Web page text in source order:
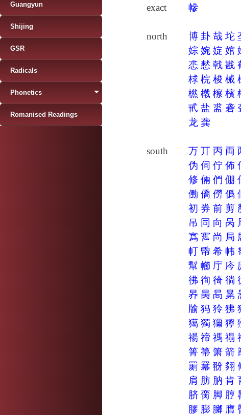
exact 幓
north 博卦哉坨
婃婉婝婠
怷憖戟戡
梂梡梭械
橪橶檫檳
甙盐盚 砻
龙龚
south 万丌丙 両
伪伺佇佈
修倆們倗
働僑僗僞
初 券前 剪
吊 同 向 呙
寪寯 尚 局
帄帋希帏
幫幯 庁 庈
彿徇徛徜
昦昺 晑 晜
牏犸狑狒
獦獨獮獰
禓禘禡禢
箐箒箫箭
罽 羃翂翗
肩 肪 肭肯
脐脔 脚 脝
膠 膨 膷 膺
Guangyun
Shijing
GSR
Radicals
Phonetics
Romanised Readings